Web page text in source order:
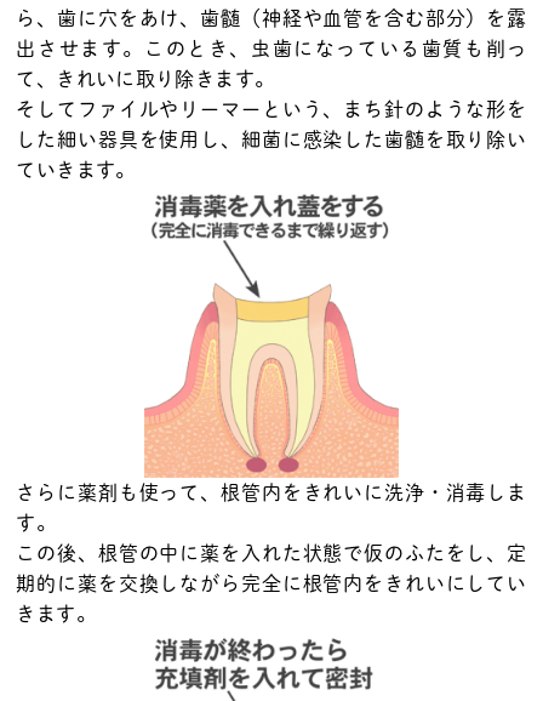
ら、歯に穴をあけ、歯髄（神経や血管を含む部分）を露
出させます。このとき、虫歯になっている歯質も削っ
て、きれいに取り除きます。
そしてファイルやリーマーという、まち針のような形を
した細い器具を使用し、細菌に感染した歯髄を取り除い
ていきます。
さらに薬剤も使って、根管内をきれいに洗浄・消毒しま
す。
この後、根管の中に薬を入れた状態で仮のふたをし、定
期的に薬を交換しながら完全に根管内をきれいにしてい
きます。